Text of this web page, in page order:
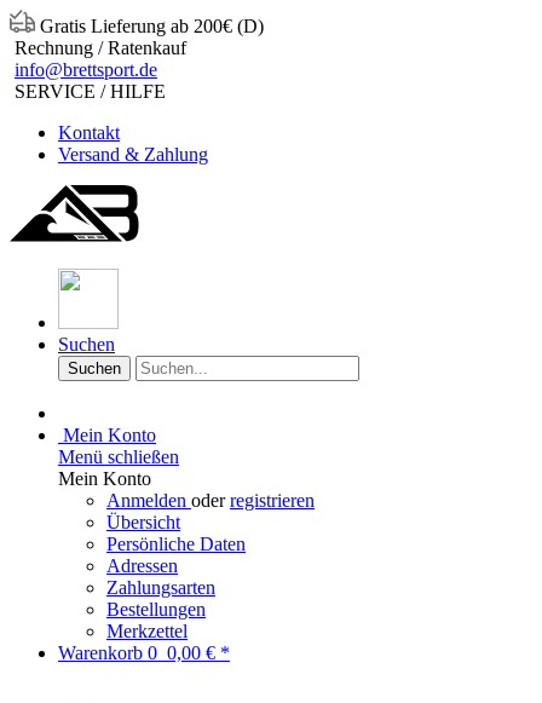
Gratis Lieferung ab 200€ (D)
Rechnung / Ratenkauf
info@brettsport.de
SERVICE / HILFE
Kontakt
Versand & Zahlung
Suchen
Suchen
Mein Konto
Menü schließen
Mein Konto
Anmelden oderregistrieren
Übersicht
Persönliche Daten
Adressen
Zahlungsarten
Bestellungen
Merkzettel
Warenkorb 0 0,00 € *